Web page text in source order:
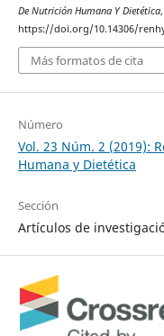
De Nutrición Humana Y Dietética,
https://doi.org/10.14306/
Más formatos de cita
Número
Vol. 23 Núm. 2 (2019):
Humana y Dietética
Sección
Artículos de